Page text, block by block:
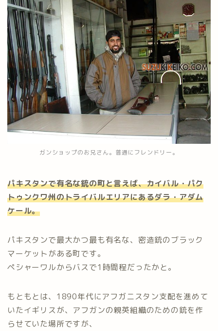
ガンショップのお兄さん。普通にフレンドリー。
パキスタンで有名な銃の町と言えば、カイバル・パク
トゥンクワ州のトライバルエリアにあるダラ・アダム
ケール。
パキスタンで最大かつ最も有名な、密造銃のブラック
マーケットがある町です。
ペシャーワルからバスで1時間程だったかと。
もともとは、1890年代にアフガニスタン支配を進めて
いたイギリスが、アフガンの親英組織のための銃を作
らせていた場所ですが、